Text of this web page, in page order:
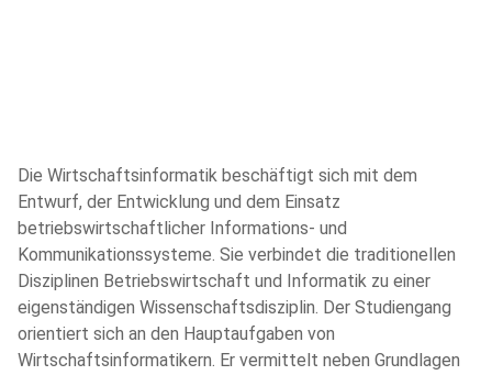
Die Wirtschaftsinformatik beschäftigt sich mit dem
Entwurf, der Entwicklung und dem Einsatz
betriebswirtschaftlicher Informations- und
Kommunikationssysteme. Sie verbindet die traditionellen
Disziplinen Betriebswirtschaft und Informatik zu einer
eigenständigen Wissenschaftsdisziplin. Der Studiengang
orientiert sich an den Hauptaufgaben von
Wirtschaftsinformatikern. Er vermittelt neben Grundlagen